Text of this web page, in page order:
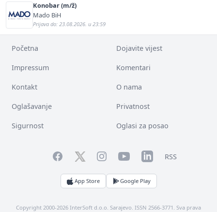
Konobar (m/ž)
Mado BiH
Prijava do: 23.08.2026. u 23:59
Početna Dojavite vijest
Impressum Komentari
Kontakt O nama
Oglašavanje Privatnost
Sigurnost Oglasi za posao
FacebookTwitterInstagramYouTubeLinkedInRSS
App Store Google Play
Copyright 2000-2026 InterSoft d.o.o. Sarajevo. ISSN 2566-3771. Sva prava